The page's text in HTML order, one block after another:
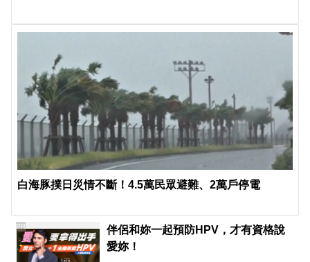
白海豚撲日災情不斷！4.5萬民眾避難、2萬戶停電
伴侶和妳一起預防HPV，才有資格說
愛妳！
PR